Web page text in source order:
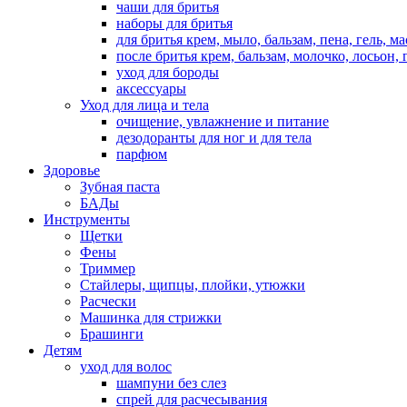
чаши для бритья
наборы для бритья
для бритья крем, мыло, бальзам, пена, гель,
после бритья крем, бальзам, молочко, лосьон,
уход для бороды
аксессуары
Уход для лица и тела
очищение, увлажнение и питание
дезодоранты для ног и для тела
парфюм
Здоровье
Зубная паста
БАДы
Инструменты
Щетки
Фены
Триммер
Стайлеры, щипцы, плойки, утюжки
Расчески
Машинка для стрижки
Брашинги
Детям
уход для волос
шампуни без слез
спрей для расчесывания